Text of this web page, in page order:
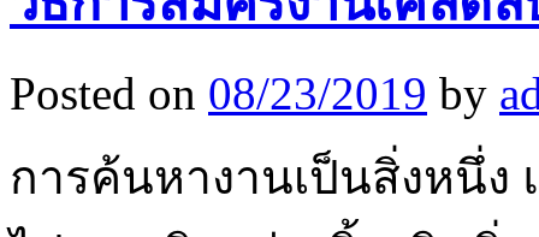
Posted on 08/23/2019 by
การค้นหางานเป็นสิ่งหนึ่